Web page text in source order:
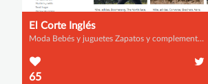
El Corte Inglés
Moda Bebés y juguetes Zapatos y complementos Informática, Electrónica, Telefonía Alimentación Hogar y decoración Deportes y aire libre Libros, Papelería, Artes Música e instrumentos Perfumería y cosmética Fotografía y vídeo Consolas y Videojuegos Relojes y joyería Viajes, ocio y planes Banca, Seguros, Servicios Otros
65